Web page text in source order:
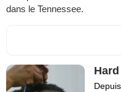
dans le Tennessee.